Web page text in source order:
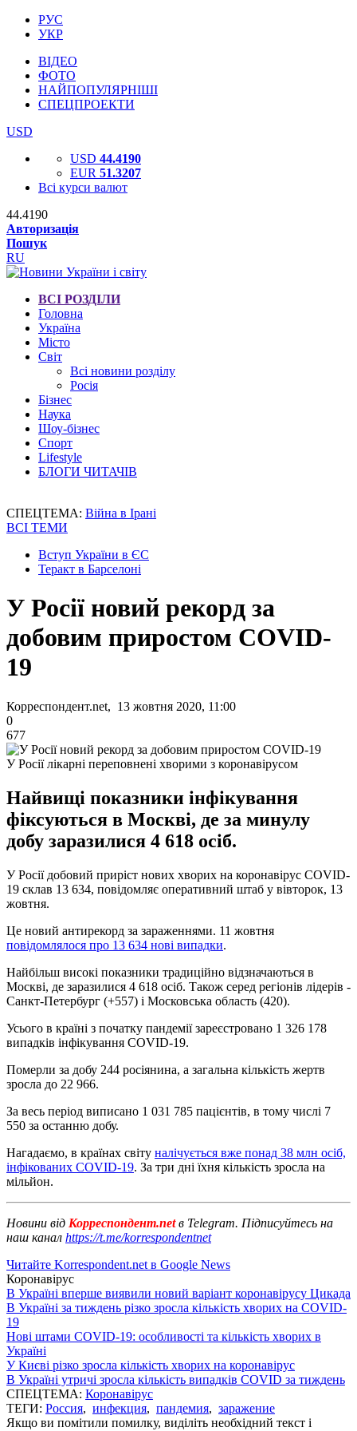
РУС
УКР
ВІДЕО
ФОТО
НАЙПОПУЛЯРНІШІ
СПЕЦПРОЕКТИ
USD
USD 44.4190
EUR 51.3207
Всі курси валют
44.4190
Авторизація
Пошук
RU
ВСІ РОЗДІЛИ
Головна
Україна
Місто
Світ
Всі новини розділу
Росія
Бізнес
Наука
Шоу-бізнес
Спорт
Lifestyle
БЛОГИ ЧИТАЧІВ
СПЕЦТЕМА: Війна в Ірані
ВСІ ТЕМИ
Вступ України в ЄС
Теракт в Барселоні
У Росії новий рекорд за
добовим приростом COVID-
19
Корреспондент.net, 13 жовтня 2020, 11:00
0
677
У Росії лікарні переповнені хворими з коронавірусом
Найвищі показники інфікування
фіксуються в Москві, де за минулу
добу заразилися 4 618 осіб.
У Росії добовий приріст нових хворих на коронавірус COVID-
19 склав 13 634, повідомляє оперативний штаб у вівторок, 13
жовтня.
Це новий антирекорд за зараженнями. 11 жовтня
повідомлялося про 13 634 нові випадки.
Найбільш високі показники традиційно відзначаються в
Москві, де заразилися 4 618 осіб. Також серед регіонів лідерів -
Санкт-Петербург (+557) і Московська область (420).
Усього в країні з початку пандемії зареєстровано 1 326 178
випадків інфікування COVID-19.
Померли за добу 244 росіянина, а загальна кількість жертв
зросла до 22 966.
За весь період виписано 1 031 785 пацієнтів, в тому числі 7
550 за останню добу.
Нагадаємо, в країнах світу налічується вже понад 38 млн осіб,
інфікованих COVID-19. За три дні їхня кількість зросла на
мільйон.
Новини від Корреспондент.netв Telegram. Підписуйтесь на
наш канал https://t.me/korrespondentnet
Читайте Korrespondent.net в Google News
Коронавірус
В Україні вперше виявили новий варіант коронавірусу Цикада
В Україні за тиждень різко зросла кількість хворих на COVID-
19
Нові штами COVID-19: особливості та кількість хворих в
Україні
У Києві різко зросла кількість хворих на коронавірус
В Україні утричі зросла кількість випадків COVID за тиждень
СПЕЦТЕМА: Коронавірус
ТЕГИ: Россия, инфекция, пандемия, заражение
Якщо ви помітили помилку, виділіть необхідний текст і